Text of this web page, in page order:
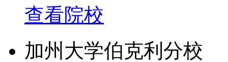
查看院校
加州大学伯克利分校